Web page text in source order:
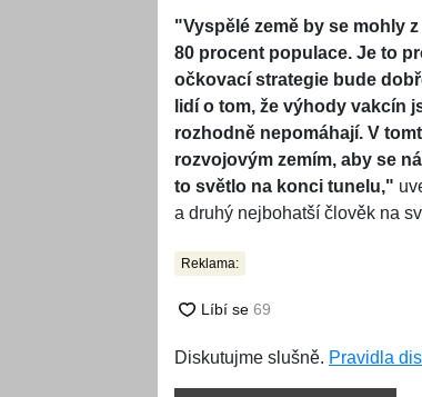
"Vyspělé země by se mohly
80 procent populace. Je to
očkovací strategie bude
lidí o tom, že výhody vakcín
rozhodně nepomáhají. V
rozvojovým zemím, aby se
to světlo na konci tunelu,"
a druhý nejbohatší člověk na
Reklama:
Diskutujme slušně. Pravidla